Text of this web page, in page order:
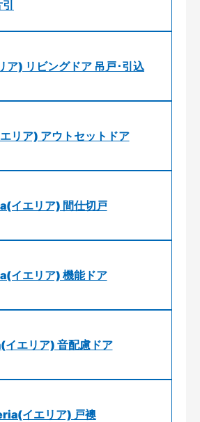
) リビングドア 吊戸･引込
リア) アウトセットドア
イエリア) 間仕切戸
イエリア) 機能ドア
エリア) 音配慮ドア
イエリア) 戸襖